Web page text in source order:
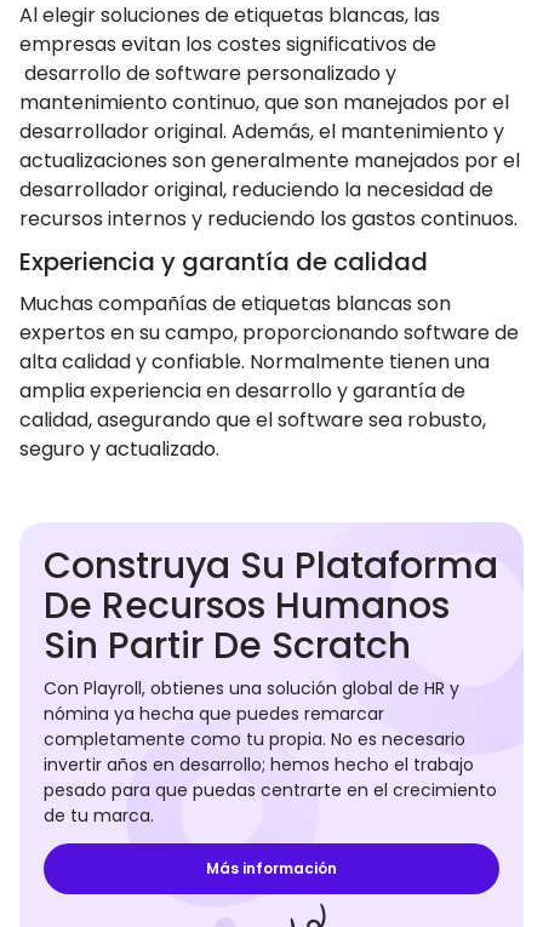
Al elegir soluciones de etiquetas blancas, las
empresas evitan los costes significativos de
desarrollo de software personalizado y
mantenimiento continuo, que son manejados por el
desarrollador original. Además, el mantenimiento y
actualizaciones son generalmente manejados por el
desarrollador original, reduciendo la necesidad de
recursos internos y reduciendo los gastos continuos.
Experiencia y garantía de calidad
Muchas compañías de etiquetas blancas son
expertos en su campo, proporcionando software de
alta calidad y confiable. Normalmente tienen una
amplia experiencia en desarrollo y garantía de
calidad, asegurando que el software sea robusto,
seguro y actualizado.
Construya Su Plataforma
De Recursos Humanos
Sin Partir De Scratch
Con Playroll, obtienes una solución global de HR y
nómina ya hecha que puedes remarcar
completamente como tu propia. No es necesario
invertir años en desarrollo; hemos hecho el trabajo
pesado para que puedas centrarte en el crecimiento
de tu marca.
Más información